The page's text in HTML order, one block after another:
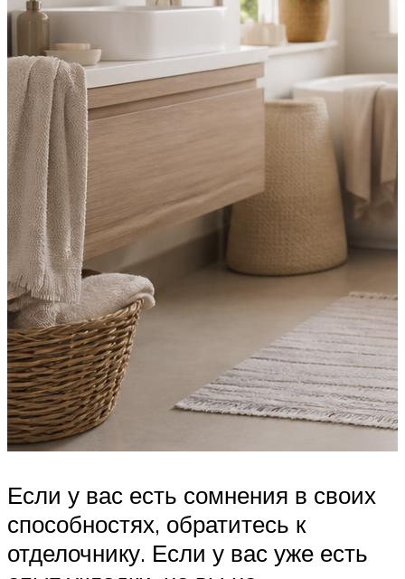
Если у вас есть сомнения в своих
способностях, обратитесь к
отделочнику. Если у вас уже есть